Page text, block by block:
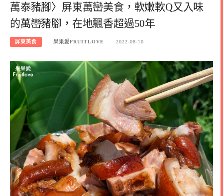
萬泰豬腳〉屏東萬巒美食，軟嫩軟Q又入味
的萬巒豬腳，在地飄香超過50年
屏東美食 果果愛FRUITLOVE 2022-08-10